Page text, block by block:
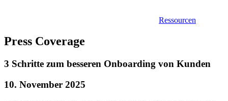
Ressourcen
Press Coverage
3 Schritte zum besseren Onboarding von Kunden
10. November 2025